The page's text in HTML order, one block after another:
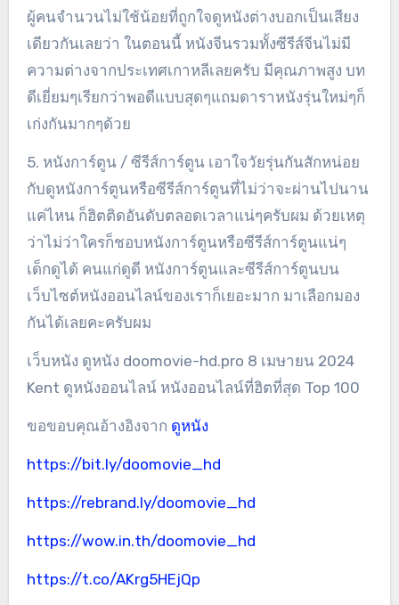
ผู้คนจำนวนไม่ใช้น้อยที่ถูกใจดูหนังต่างบอกเป็นเสียง
เดียวกันเลยว่า ในตอนนี้ หนังจีนรวมทั้งซีรีส์จีนไม่มี
ความต่างจากประเทศเกาหลีเลยครับ มีคุณภาพสูง บท
ดีเยี่ยมๆเรียกว่าพอดีแบบสุดๆแถมดาราหนังรุ่นใหม่ๆก็
เก่งกันมากๆด้วย
5. หนังการ์ตูน / ซีรีส์การ์ตูน เอาใจวัยรุ่นกันสักหน่อย
กับดูหนังการ์ตูนหรือซีรีส์การ์ตูนที่ไม่ว่าจะผ่านไปนาน
แค่ไหน ก็ฮิตติดอันดับตลอดเวลาแน่ๆครับผม ด้วยเหตุ
ว่าไม่ว่าใครก็ชอบหนังการ์ตูนหรือซีรีส์การ์ตูนแน่ๆ
เด็กดูได้ คนแก่ดูดี หนังการ์ตูนและซีรีส์การ์ตูนบน
เว็บไซต์หนังออนไลน์ของเราก็เยอะมาก มาเลือกมอง
กันได้เลยคะครับผม
เว็บหนัง ดูหนัง doomovie-hd.pro 8 เมษายน 2024
Kent ดูหนังออนไลน์ หนังออนไลน์ที่ฮิตที่สุด Top 100
ขอขอบคุณอ้างอิงจาก ดูหนัง
https://bit.ly/doomovie_hd
https://rebrand.ly/doomovie_hd
https://wow.in.th/doomovie_hd
https://t.co/AKrg5HEjQp